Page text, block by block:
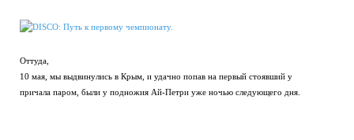
Оттуда,
10 мая, мы выдвинулись в Крым, и удачно попав на первый стоявший у
причала паром, были у подножия Ай-Петри уже ночью следующего дня.